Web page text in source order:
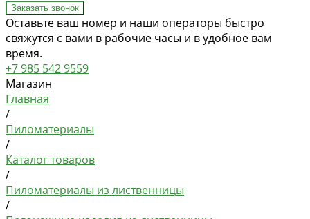
Заказать звонок
Оставьте ваш номер и наши операторы быстро
свяжутся с вами в рабочие часы и в удобное вам
время.
+7 985 542 9559
Магазин
Главная
/
Пиломатериалы
/
Каталог товаров
/
Пиломатериалы из лиственницы
/